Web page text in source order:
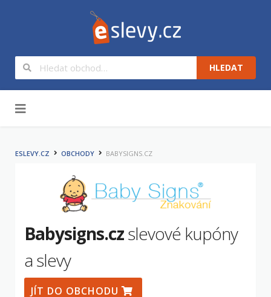
HLEDAT
ESLEVY.CZ OBCHODY BABYSIGNS.CZ
Babysigns.czslevové kupóny
a slevy
JÍT DO OBCHODU